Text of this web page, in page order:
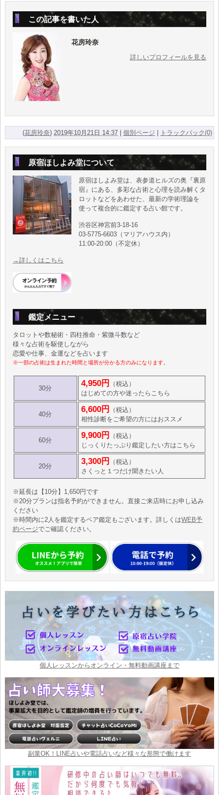
この記事を書いた人
花房玲奈
詳しいプロフィールを見る
(花房玲奈) 2019年10月21日 14:37 |個別ページ トラックバック(0)
原宿ほしよみ堂について
原宿ほしよみ堂は、表参道ヒルズの奥『裏原
宿』にある、多彩な占術と心理を読み解くタ
ロットなどをあわせた、最新の学術理論を
使って複合的に鑑定する占い館です。
渋谷区神宮前3-18-16
03-5775-6603（マリアハウス内）
11:00-20:00（不定休）
→詳しくはこちら
鑑定メニュー
タロットや数秘術・四柱推命・紫微斗数など
様々な占術を駆使しながら
恋愛や仕事、金運などを占います
※一部の占術は生まれた時間と場所が分かる方のみになります。
30分
4,950円
（税込）
はじめての方や迷ったらこちら
40分
6,600円
（税込）
相性診断をご希望の方にはおススメ
60分
9,900円
（税込）
じっくりたっぷり鑑定したい方はこちら
20分
3,300円
（税込）
さくっと１つだけ聞きたい人
※延長は【10分】1,650円です
※20分プランは指名予約ができません。直接ご来店時にお申し込み
ください
※時間内に2人を鑑定するペア鑑定もございます。詳しくはWEB予
約ページでご確認ください。
個人レッスンからオンライン・無料動画講座まで
副業OK！LINE占いや電話占いなど様々な形態で働けます